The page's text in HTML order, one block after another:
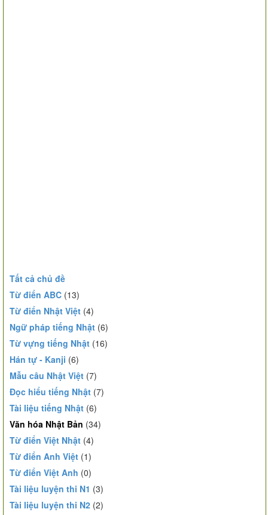
Tất cả chủ đề
Từ điển ABC (13)
Từ điển Nhật Việt (4)
Ngữ pháp tiếng Nhật (6)
Từ vựng tiếng Nhật (16)
Hán tự - Kanji (6)
Mẫu câu Nhật Việt (7)
Đọc hiểu tiếng Nhật (7)
Tài liệu tiếng Nhật (6)
Văn hóa Nhật Bản (34)
Từ điển Việt Nhật (4)
Từ điển Anh Việt (1)
Từ điển Việt Anh (0)
Tài liệu luyện thi N1 (3)
Tài liệu luyện thi N2 (2)